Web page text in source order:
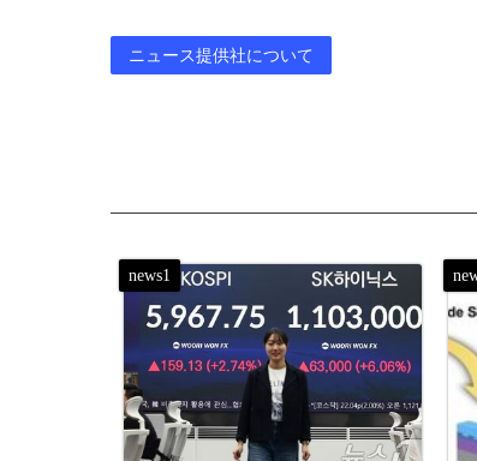
ニュース提供社について